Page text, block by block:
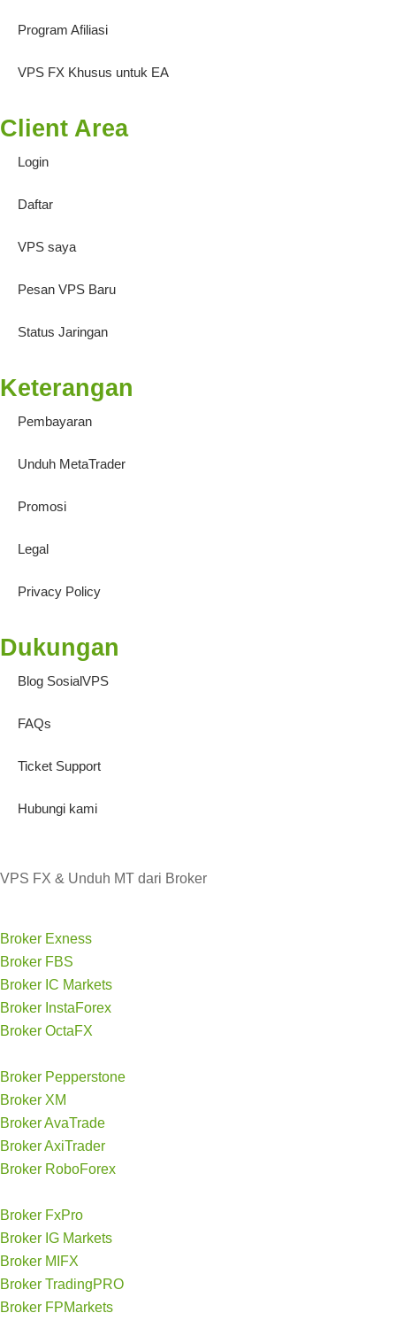
Program Afiliasi
VPS FX Khusus untuk EA
Client Area
Login
Daftar
VPS saya
Pesan VPS Baru
Status Jaringan
Keterangan
Pembayaran
Unduh MetaTrader
Promosi
Legal
Privacy Policy
Dukungan
Blog SosialVPS
FAQs
Ticket Support
Hubungi kami
VPS FX & Unduh MT dari Broker
Broker Exness
Broker FBS
Broker IC Markets
Broker InstaForex
Broker OctaFX
Broker Pepperstone
Broker XM
Broker AvaTrade
Broker AxiTrader
Broker RoboForex
Broker FxPro
Broker IG Markets
Broker MIFX
Broker TradingPRO
Broker FPMarkets